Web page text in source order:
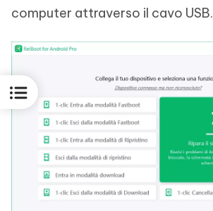
computer attraverso il cavo USB.